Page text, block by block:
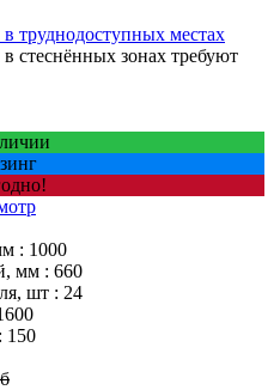
труднодоступных местах
стеснённых зонах требуют
: 1000
мм : 660
шт : 24
: 150